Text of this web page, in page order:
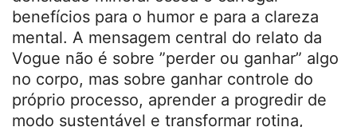
progressos pequenos.
Procure referências seguras: instruções
claras, ajuste postural simples,
movimentos dentro de amplitude
controlada.